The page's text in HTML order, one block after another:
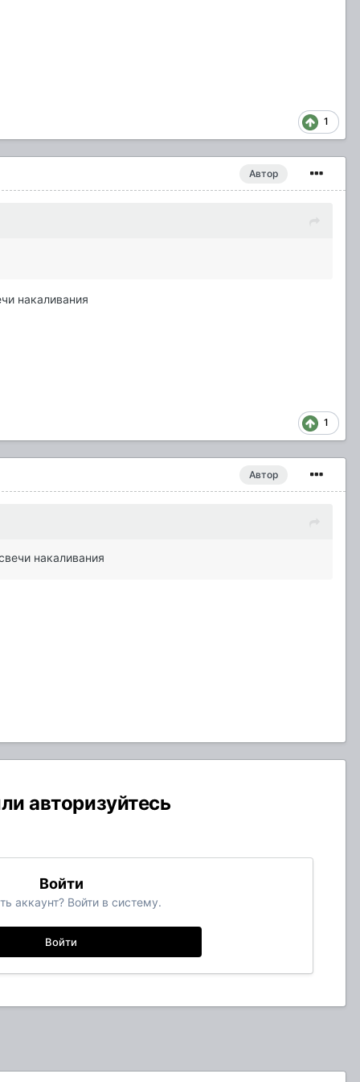
1
Автор
накаливания
1
Автор
накаливания
авторизуйтесь
Войти
аккаунт? Войти в систему.
Войти